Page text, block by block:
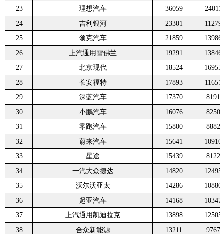
23
理想汽车 36059
24
吉利银河 23301
25
领克汽车 21859
26
上汽通用雪佛兰 19291
27
北京现代 18524
28
长安福特 17893
29
深蓝汽车 17370
30
小鹏汽车 16076
31
零跑汽车 15800
32
蔚来汽车 15641
33
星途 15439
34
一汽大众捷达 14820
35
沃尔沃亚太 14286
36
起亚汽车 14168
37
上汽通用凯迪拉克 13898
38
合众新能源 13211